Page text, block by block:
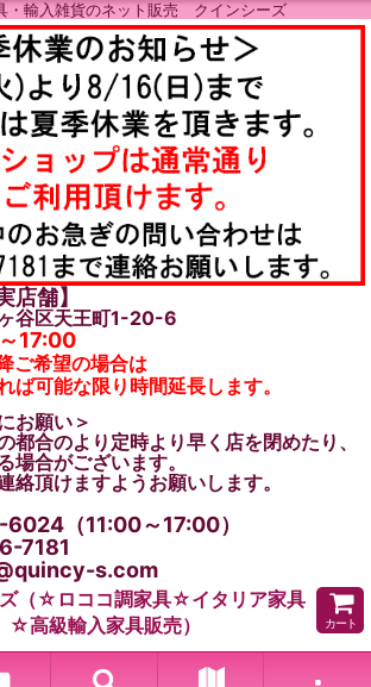
・輸入雑貨のネット販売 クインシーズ
店舗】
谷区天王町1-20-6
17:00
ご希望の場合は
ば可能な限り時間延長します。
お願い＞
都合のより定時より早く店を閉めたり、
場合がございます。
絡頂けますようお願いします。
（11:00～17:00）
7181
s.com
（☆ロココ調家具☆イタリア家具
☆高級輸入家具販売）
カート